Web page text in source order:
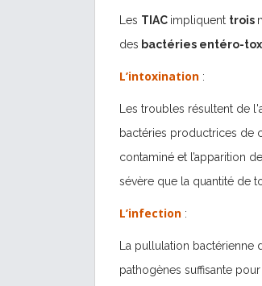
Les TIAC impliquent trois
des bactéries entéro-
L’intoxination :
Les troubles résultent de
bactéries productrices de
contaminé et l’apparition
sévère que la quantité de
L’infection :
La pullulation
pathogènes suffisante